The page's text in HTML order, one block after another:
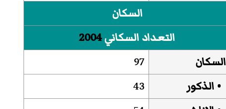
السكان
التعداد السكاني2004
السكان
97
• الذكور
43